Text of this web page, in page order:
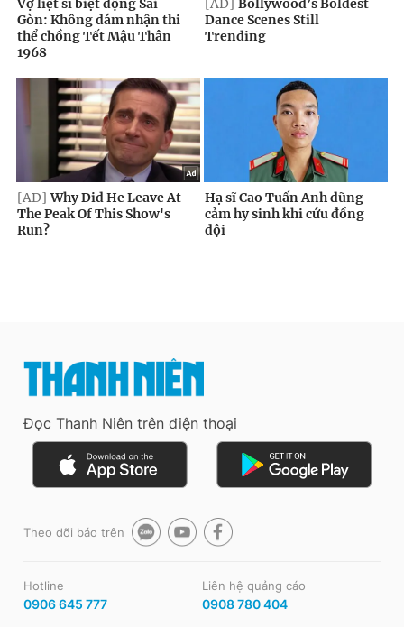
Đọc Thanh Niên trên điện thoại
Theo dõi báo trên
Hotline
0906 645 777
Liên hệ quảng cáo
0908 780 404